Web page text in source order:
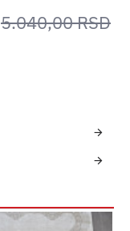
5.040,00 RSD